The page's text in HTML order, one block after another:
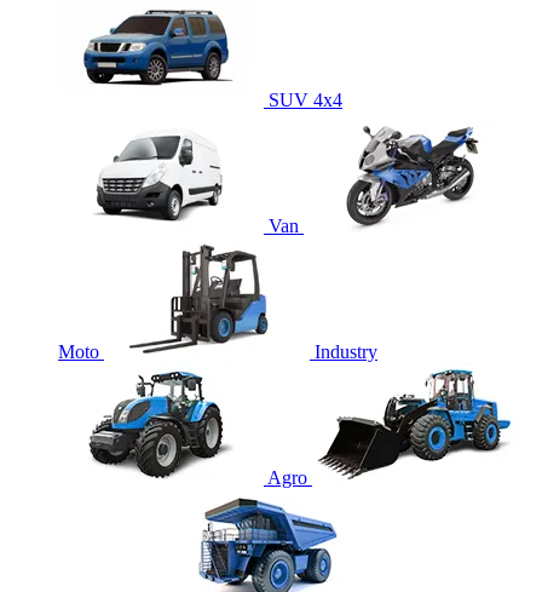
SUV 4x4
Van
Moto Industry
Agro